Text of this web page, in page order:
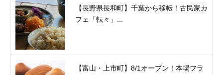
【長野県長和町】千葉から移転！古民家カ
フェ「転々」...
【富山・上市町】8/1オープン！本場フラ